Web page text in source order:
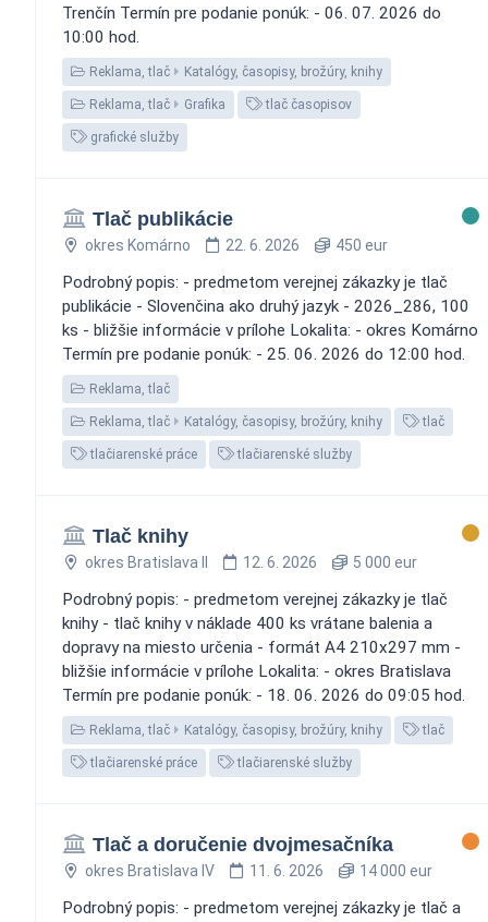
Trenčín Termín pre podanie ponúk: - 06. 07. 2026 do
10:00 hod.
Reklama, tlač Katalógy, časopisy, brožúry, knihy
Reklama, tlač Grafika tlač časopisov
grafické služby
Tlač publikácie
okres Komárno 22. 6. 2026 450 eur
Podrobný popis: - predmetom verejnej zákazky je tlač
publikácie - Slovenčina ako druhý jazyk - 2026_286, 100
ks - bližšie informácie v prílohe Lokalita: - okres Komárno
Termín pre podanie ponúk: - 25. 06. 2026 do 12:00 hod.
Reklama, tlač
Reklama, tlač Katalógy, časopisy, brožúry, knihy tlač
tlačiarenské práce tlačiarenské služby
Tlač knihy
okres Bratislava II 12. 6. 2026 5 000 eur
Podrobný popis: - predmetom verejnej zákazky je tlač
knihy - tlač knihy v náklade 400 ks vrátane balenia a
dopravy na miesto určenia - formát A4 210x297 mm -
bližšie informácie v prílohe Lokalita: - okres Bratislava
Termín pre podanie ponúk: - 18. 06. 2026 do 09:05 hod.
Reklama, tlač Katalógy, časopisy, brožúry, knihy tlač
tlačiarenské práce tlačiarenské služby
Tlač a doručenie dvojmesačníka
okres Bratislava IV 11. 6. 2026 14 000 eur
Podrobný popis: - predmetom verejnej zákazky je tlač a